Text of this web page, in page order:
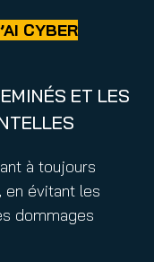
CYBER
ET LES
à toujours
en évitant les
dommages